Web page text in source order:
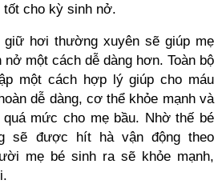
cho kỳ sinh nở.
hơi thường xuyên sẽ giúp mẹ
một cách dễ dàng hơn. Toàn bộ
một cách hợp lý giúp cho máu
dễ dàng, cơ thể khỏe mạnh và
mức cho mẹ bầu. Nhờ thế bé
sẽ được hít hà vận động theo
mẹ bé sinh ra sẽ khỏe mạnh,